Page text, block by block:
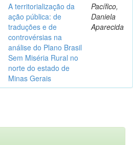
A territorialização da
ação pública: de
traduções e de
controvérsias na
análise do Plano Brasil
Sem Miséria Rural no
norte do estado de
Minas Gerais
Pacífico,
Daniela
Aparecida